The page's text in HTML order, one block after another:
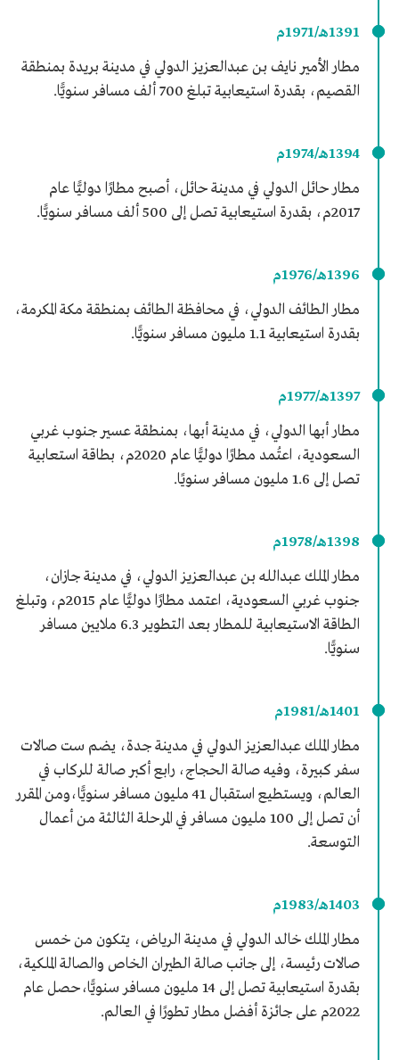
1391هـ/1971م
مطار الأمير نايف بن عبدالعزيز الدولي في مدينة بريدة بمنطقة
القصيم، بقدرة استيعابية تبلغ 700 ألف مسافر سنويًّا.
1394هـ/1974م
مطار حائل الدولي في مدينة حائل، أصبح مطارًا دوليًّا عام
2017م، بقدرة استيعابية تصل إلى 500 ألف مسافر سنويًّا.
1396هـ/1976م
مطار الطائف الدولي، في محافظة الطائف بمنطقة مكة المكرمة،
بقدرة استيعابية 1.1 مليون مسافر سنويًّا.
1397هـ/1977م
مطار أبها الدولي، في مدينة أبها، بمنطقة عسير جنوب غربي
السعودية، اعتُمد مطارًا دوليًّا عام 2020م، بطاقة استعابية
تصل إلى 1.6 مليون مسافر سنويًا.
1398هـ/1978م
مطار الملك عبدالله بن عبدالعزيز الدولي، في مدينة جازان،
جنوب غربي السعودية، اعتمد مطارًا دوليًّا عام 2015م، وتبلغ
الطاقة الاستيعابية للمطار بعد التطوير 6.3 ملايين مسافر
سنويًّا.
1401هـ/1981م
مطار الملك عبدالعزيز الدولي في مدينة جدة، يضم ست صالات
سفر كبيرة، وفيه صالة الحجاج، رابع أكبر صالة للركاب في
العالم، ويستطيع استقبال 41 مليون مسافر سنويًّا،ومن المقرر
أن تصل إلى 100 مليون مسافر في المرحلة الثالثة من أعمال
التوسعة.
1403هـ/1983م
مطار الملك خالد الدولي في مدينة الرياض، يتكون من خمس
صالات رئيسة، إلى جانب صالة الطيران الخاص والصالة الملكية،
بقدرة استيعابية تصل إلى 14 مليون مسافر سنويًّا،حصل عام
2022م على جائزة أفضل مطار تطورًا في العالم.